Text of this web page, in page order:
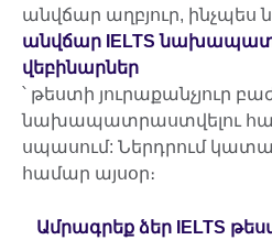
անվճար աղբյուր, ինչպես
անվճար
IELTS
վեբինարներ
՝ թեստի յուրաքանչյուր
նախապատրաստվելու
սպասում: Ներդրում
համար այսօր։
Ամրագրեք ձեր IELTS